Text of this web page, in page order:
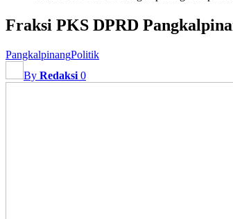
Fraksi PKS DPRD
PangkalpinangPolitik
By Redaksi 0